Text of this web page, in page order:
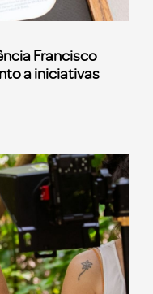
Francisco
a iniciativas